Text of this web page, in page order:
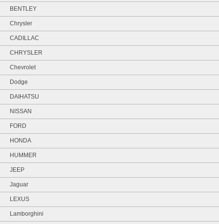
BENTLEY
Chrysler
CADILLAC
CHRYSLER
Chevrolet
Dodge
DAIHATSU
NISSAN
FORD
HONDA
HUMMER
JEEP
Jaguar
LEXUS
Lamborghini